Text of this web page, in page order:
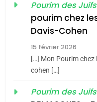
Pourim des
pourim chez
Davis-Cohen
15 février 2026
[…] Mon Pourim chez
cohen […]
Pourim des